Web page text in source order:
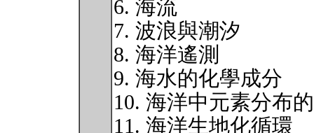
6. 海流
7. 波浪與潮汐
8. 海洋遙測
9. 海水的化學成分
10. 海洋中元素分布
11. 海洋生地化循環